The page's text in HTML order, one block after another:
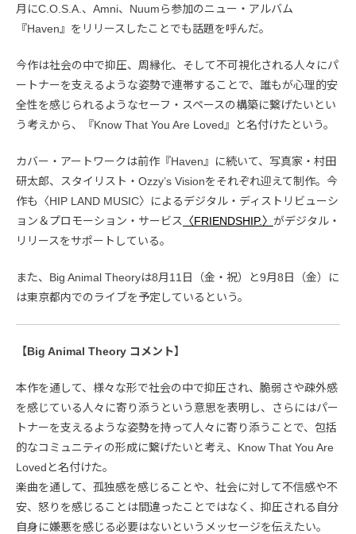
月にC.O.S.A.、Amni、Nuumら参加のニュー・アルバム
『Haven』をリリースしたことでも話題を呼んだ。
今作は社会の中で抑圧、周縁化、そして不可視化される人々にパ
ートナーを支えるような姿勢で連帯することで、誰もが心理的安
全性を感じられるようなセーフ・スペースの構築に繋げたいとい
う考えから、『Know That You Are Loved』と名付けたという。
カバー・アートワークは前作『Haven』に続いて、写真家・村田
研太郎、スタイリスト・Ozzy’s Visionをそれぞれ迎えて制作。今
作も〈HIP LAND MUSIC〉によるデジタル・ディストリビューシ
ョン＆プロモーション・サービス
〈FRIENDSHIP.〉 がデジタル・
リリースをサポートしている。
また、Big Animal Theoryは8月11日（金・祝）と9月8日（金）に
は東京都内でのライブを予定しているという。
【Big Animal Theory コメント】
本作を通して、様々な形で社会の中で抑圧され、脆弱さや疎外感
を感じている人々に寄り添うという意思を表明し、さらにはパー
トナーを支えるような姿勢を持って人々に寄り添うことで、包括
的なコミュニティの形成に繋げたいと考え、Know That You Are
Lovedと名付けた。
楽曲を通して、孤独感を感じることや、社会に対して不信感や不
安、怒りを感じることは間違ったことではなく、抑圧される自分
自身に嫌悪を感じる必要はないというメッセージを伝えたい。